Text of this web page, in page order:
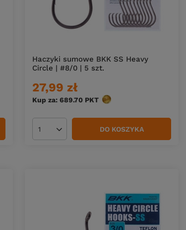
Haczyki sumowe BKK SS Heavy
Circle | #8/0 | 5 szt.
27,99 zł
Kup za: 689.70 PKT punktów
Ilość produktów DO KOSZYKA